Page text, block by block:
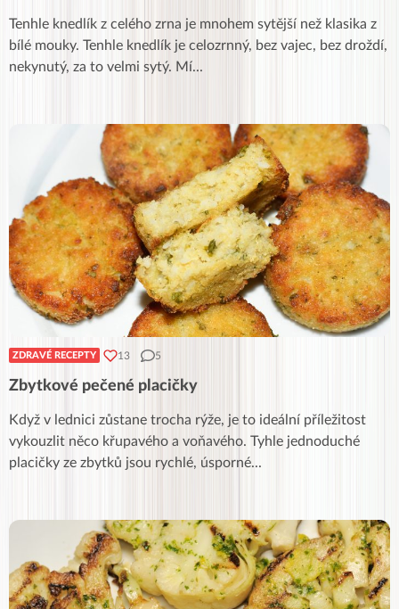
Tenhle knedlík z celého zrna je mnohem sytější než klasika z
bílé mouky. Tenhle knedlík je celozrnný, bez vajec, bez droždí,
nekynutý, za to velmi sytý. Mí...
ZDRAVÉ RECEPTY 13 5
Zbytkové pečené placičky
Když v lednici zůstane trocha rýže, je to ideální příležitost
vykouzlit něco křupavého a voňavého. Tyhle jednoduché
placičky ze zbytků jsou rychlé, úsporné...